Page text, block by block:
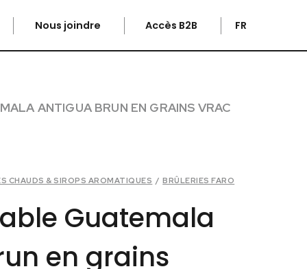
Nous joindre Accès B2B FR
ANTIGUA BRUN EN GRAINS VRAC
CHAUDS & SIROPS AROMATIQUES / BRÛLERIES FARO
Guatemala
en grains